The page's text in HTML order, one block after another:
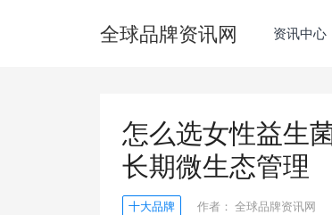
全球品牌资讯网 资讯中心
怎么选女性益生
长期微生态管理
十大品牌 作者： 全球品牌资讯网